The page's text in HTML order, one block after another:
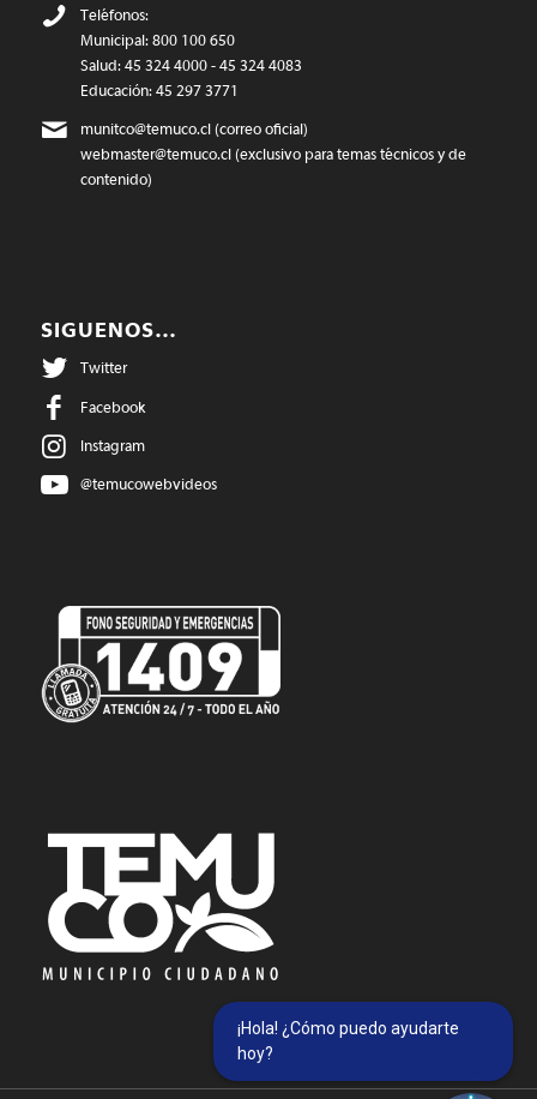
Teléfonos:
Municipal: 800 100 650
Salud: 45 324 4000 - 45 324 4083
Educación: 45 297 3771
munitco@temuco.cl(correo oficial)
webmaster@temuco.cl(exclusivo para temas técnicos y de
contenido)
SIGUENOS…
Twitter
Facebook
Instagram
@temucowebvideos
¡Hola! ¿Cómo puedo ayudarte
hoy?